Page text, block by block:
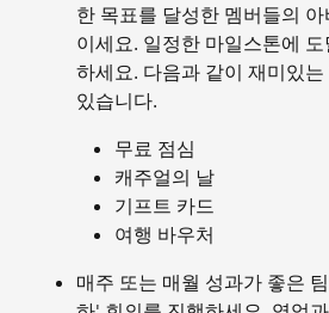
한 목표를 달성한 멤버들의
이세요. 일정한 마일스톤에
하세요. 다음과 같이 재미있
있습니다.
무료 점심
캐주얼의 날
기프트 카드
여행 바우처
매주 또는 매월 성과가 좋은